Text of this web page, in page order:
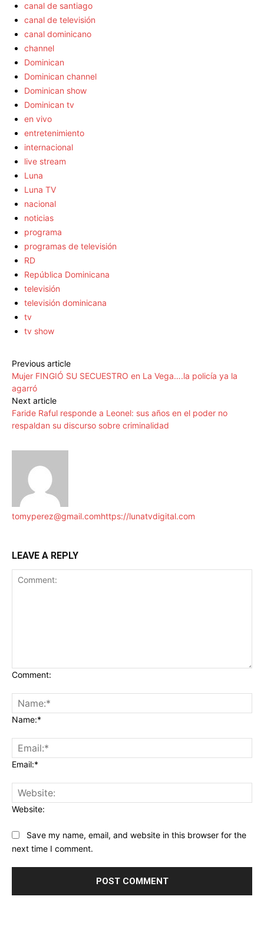
canal de santiago
canal de televisión
canal dominicano
channel
Dominican
Dominican channel
Dominican show
Dominican tv
en vivo
entretenimiento
internacional
live stream
Luna
Luna TV
nacional
noticias
programa
programas de televisión
RD
República Dominicana
televisión
televisión dominicana
tv
tv show
Previous article
Mujer FINGIÓ SU SECUESTRO en La Vega….la policía ya la
agarró
Next article
Faride Raful responde a Leonel: sus años en el poder no
respaldan su discurso sobre criminalidad
tomyperez@gmail.comhttps://lunatvdigital.com
LEAVE A REPLY
Comment:
Name:*
Email:*
Website:
Save my name, email, and website in this browser for the
next time I comment.